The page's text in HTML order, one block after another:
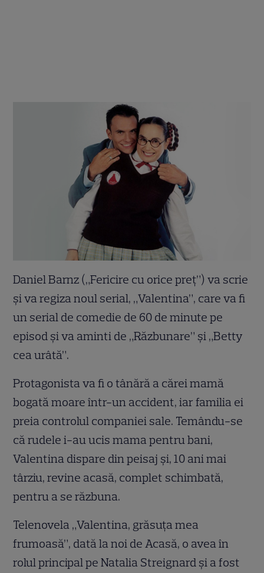
Daniel Barnz („Fericire cu orice preţ”) va scrie
şi va regiza noul serial, „Valentina”, care va fi
un serial de comedie de 60 de minute pe
episod şi va aminti de „Răzbunare” şi „Betty
cea urâtă”.
Protagonista va fi o tânără a cărei mamă
bogată moare într-un accident, iar familia ei
preia controlul companiei sale. Temându-se
că rudele i-au ucis mama pentru bani,
Valentina dispare din peisaj şi, 10 ani mai
târziu, revine acasă, complet schimbată,
pentru a se răzbuna.
Telenovela „Valentina, grăsuţa mea
frumoasă”, dată la noi de Acasă, o avea în
rolul principal pe Natalia Streignard şi a fost